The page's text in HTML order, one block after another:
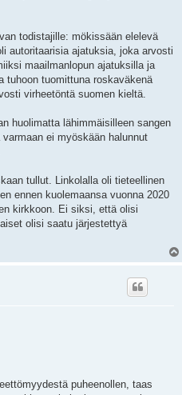
todistajille: mökissään elelevä
autoritaarisia ajatuksia, joka arvosti
maailmanlopun ajatuksilla ja
tuhoon tuomittuna roskaväkenä
virheetöntä suomen kieltä.
huolimatta lähimmäisilleen sangen
ei myöskään halunnut
tullut. Linkolalla oli tieteellinen
ennen kuolemaansa vuonna 2020
kirkkoon. Ei siksi, että olisi
olisi saatu järjestettyä
puheenollen, taas